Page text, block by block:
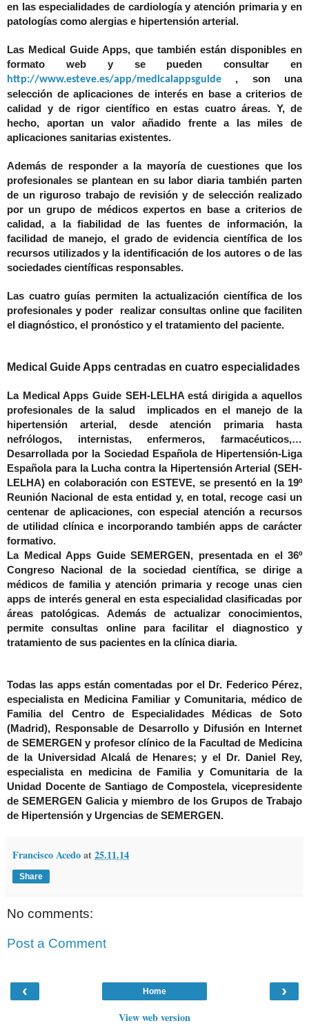
en las especialidades de cardiología y atención primaria y en
patologías como alergias e hipertensión arterial.
Las Medical Guide Apps, que también están disponibles en
formato web y se pueden consultar en
http://www.esteve.es/app/medicalappsguide
, son una
selección de aplicaciones de interés en base a criterios de
calidad y de rigor científico en estas cuatro áreas. Y, de
hecho, aportan un valor añadido frente a las miles de
aplicaciones sanitarias existentes.
Además de responder a la mayoría de cuestiones que los
profesionales se plantean en su labor diaria también parten
de un riguroso trabajo de revisión y de selección realizado
por un grupo de médicos expertos en base a criterios de
calidad, a la fiabilidad de las fuentes de información, la
facilidad de manejo, el grado de evidencia científica de los
recursos utilizados y la identificación de los autores o de las
sociedades científicas responsables.
Las cuatro guías permiten la actualización científica de los
profesionales y poder realizar consultas online que faciliten
el diagnóstico, el pronóstico y el tratamiento del paciente.
Medical Guide Apps centradas en cuatro especialidades
La MedicalApps Guide SEH-LELHAestá dirigida a aquellos
profesionales de la salud implicados en el manejo de la
hipertensión arterial, desde atención primaria hasta
nefrólogos, internistas, enfermeros, farmacéuticos,…
Desarrollada por la Sociedad Española de Hipertensión-Liga
Española para la Lucha contra la Hipertensión Arterial (SEH-
LELHA) en colaboración con ESTEVE, se presentó en la 19º
Reunión Nacional de esta entidad y, en total, recoge casi un
centenar de aplicaciones, con especial atención a recursos
de utilidad clínica e incorporando también apps de carácter
formativo.
La
Medical Apps Guide SEMERGEN , presentada en el 36º
Congreso Nacional de la sociedad científica, se dirige a
médicos de familia y atención primaria y recoge unas cien
apps de interés general en esta especialidad clasificadas por
áreas patológicas. Además de actualizar conocimientos,
permite consultas online para facilitar el diagnostico y
tratamiento de sus pacientes en la clínica diaria.
Todas las apps están comentadas por el Dr. Federico Pérez,
especialista en Medicina Familiar y Comunitaria, médico de
Familia del Centro de Especialidades Médicas de Soto
(Madrid), Responsable de Desarrollo y Difusión en Internet
de SEMERGEN y profesor clínico de la Facultad de Medicina
de la Universidad Alcalá de Henares; y el
Dr. Daniel Rey,
especialista en medicina de Familia y Comunitaria de la
Unidad Docente de Santiago de Compostela, vicepresidente
de SEMERGEN Galicia y miembro de los Grupos de Trabajo
de Hipertensión y Urgencias de SEMERGEN.
Francisco Acedoat25.11.14
Share
No comments:
Post a Comment
‹ ›
Home
View web version